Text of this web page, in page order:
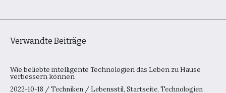
Verwandte Beiträge
Wie beliebte intelligente Technologien das Leben zu Hause
verbessern können
2022-10-18 /Techniken / Lebensstil, Startseite, Technologien